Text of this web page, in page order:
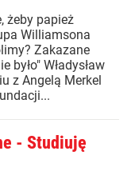
żeby papież
Williamsona
Zakazane
było" Władysław
z Angelą Merkel
- Studiuję